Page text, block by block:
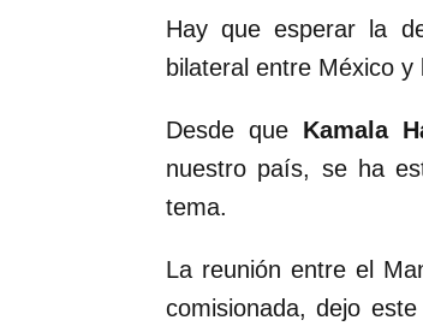
Hay que esperar la
bilateral entre México y
Desde que Kamala
nuestro país, se ha
tema.
La reunión entre el
comisionada, dejo